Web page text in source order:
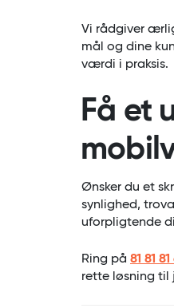
Vi rådgiver
mål og dine
værdi i praksis.
Få et
Ønsker du et
synlighed,
uforpligtende
Ring på 81 81 81
rette løsning til